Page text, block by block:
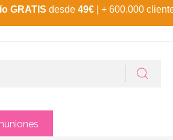
GRATIS desde 49€ | + 600.000